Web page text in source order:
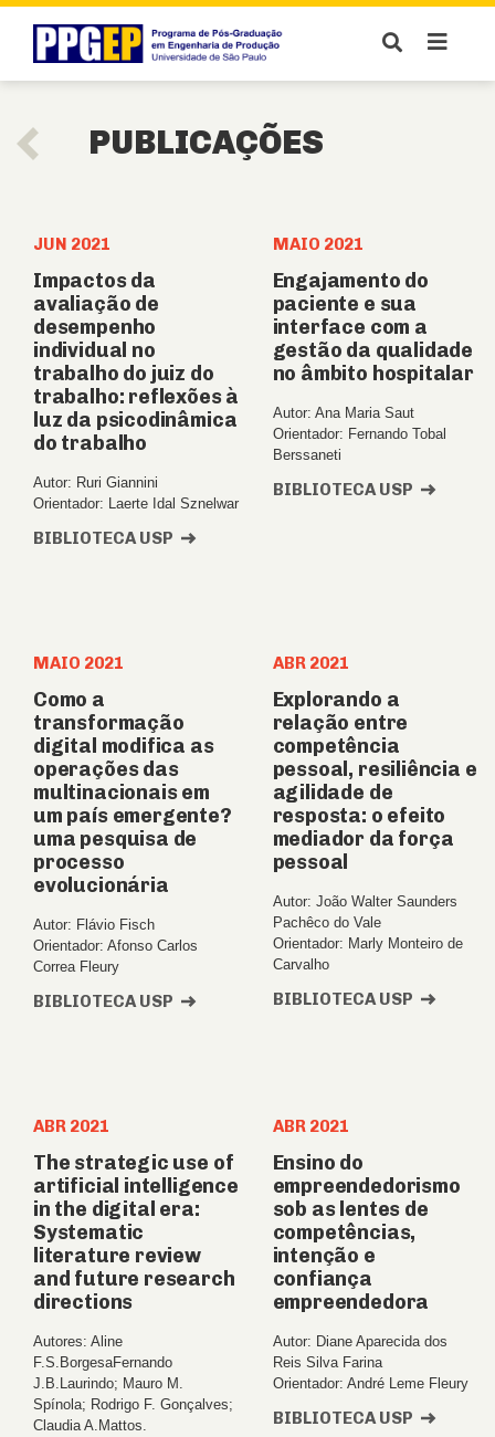
PUBLICAÇÕES
JUN 2021
Impactos da
avaliação de
desempenho
individual no
trabalho do juiz do
trabalho: reflexões à
luz da psicodinâmica
do trabalho
Autor: Ruri Giannini
Orientador: Laerte Idal Sznelwar
BIBLIOTECA USP
MAIO 2021
Engajamento do
paciente e sua
interface com a
gestão da qualidade
no âmbito hospitalar
Autor: Ana Maria Saut
Orientador: Fernando Tobal
Berssaneti
BIBLIOTECA USP
MAIO 2021
Como a
transformação
digital modifica as
operações das
multinacionais em
um país emergente?
uma pesquisa de
processo
evolucionária
Autor: Flávio Fisch
Orientador: Afonso Carlos
Correa Fleury
BIBLIOTECA USP
ABR 2021
Explorando a
relação entre
competência
pessoal, resiliência e
agilidade de
resposta: o efeito
mediador da força
pessoal
Autor: João Walter Saunders
Pachêco do Vale
Orientador: Marly Monteiro de
Carvalho
BIBLIOTECA USP
ABR 2021
The strategic use of
artificial intelligence
in the digital era:
Systematic
literature review
and future research
directions
Autores: Aline
F.S.BorgesaFernando
J.B.Laurindo; Mauro M.
Spínola; Rodrigo F. Gonçalves;
Claudia A.Mattos.
ABR 2021
Ensino do
empreendedorismo
sob as lentes de
competências,
intenção e
confiança
empreendedora
Autor: Diane Aparecida dos
Reis Silva Farina
Orientador: André Leme Fleury
BIBLIOTECA USP